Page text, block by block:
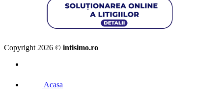
Copyright 2026 © intisimo.ro
Acasa